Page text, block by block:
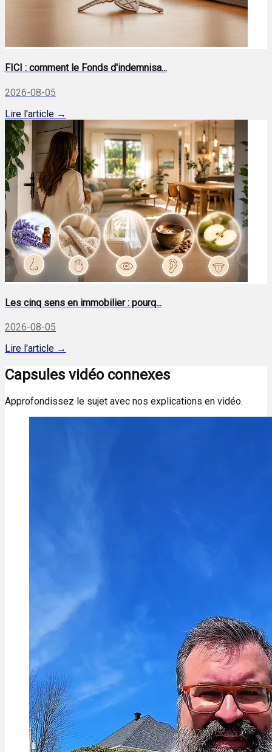
FICI : comment le Fonds d'indemnisa...
2026-08-05
Lire l'article →
Les cinq sens en immobilier : pourq...
2026-08-05
Lire l'article →
Capsules vidéo connexes
Approfondissez le sujet avec nos explications en vidéo.